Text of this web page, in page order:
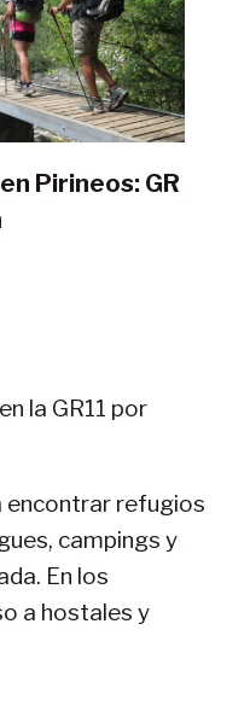
Pirineos: GR
la GR11 por
encontrar refugios
campings y
En los
a hostales y